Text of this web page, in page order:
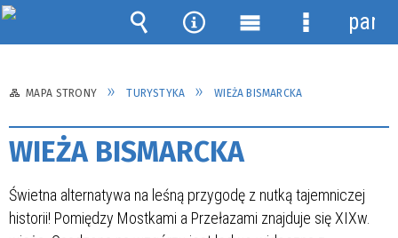
MAPA STRONY TURYSTYKA WIEŻA BISMARCKA
WIEŻA BISMARCKA
Świetna alternatywa na leśną przygodę z nutką tajemniczej
historii! Pomiędzy Mostkami a Przełazami znajduje się XIXw.
Wyszukiwarka
Narzędzia
Menu Menu
panel